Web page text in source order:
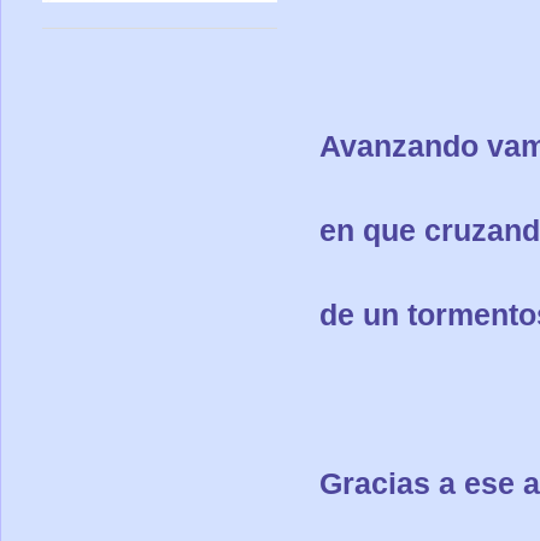
Avanzando
en que
de un
Gracias a ese